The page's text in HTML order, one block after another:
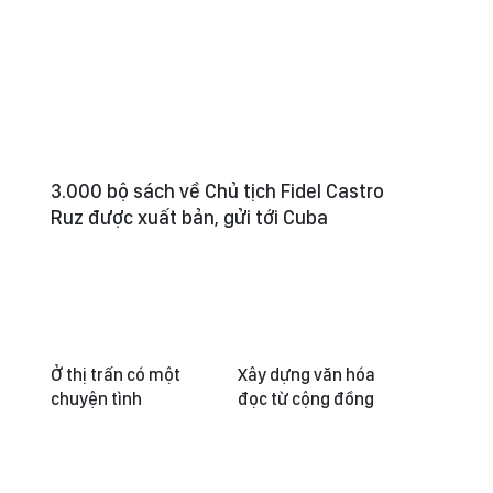
3.000 bộ sách về Chủ tịch Fidel Castro
Ruz được xuất bản, gửi tới Cuba
Ở thị trấn có một
chuyện tình
Xây dựng văn hóa
đọc từ cộng đồng